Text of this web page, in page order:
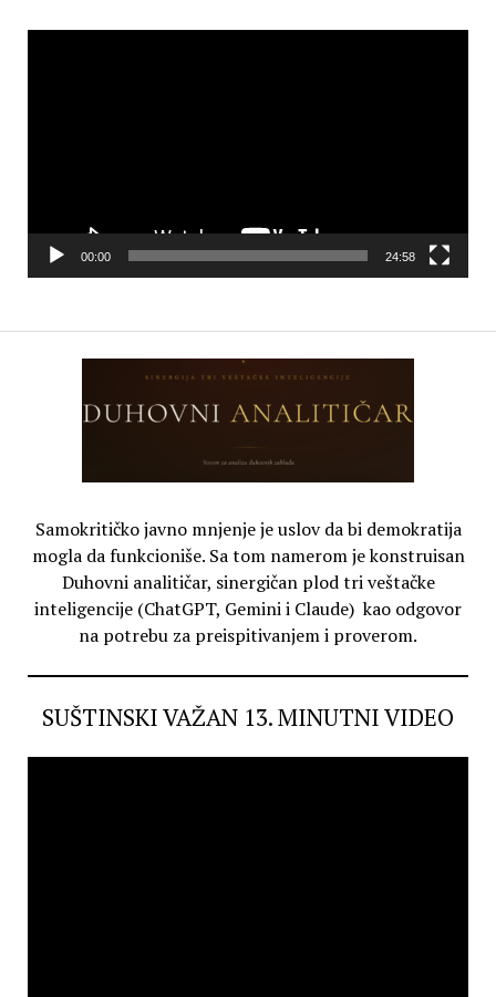
00:00 24:58
Samokritičko javno mnjenje je uslov da bi demokratija
mogla da funkcioniše. Sa tom namerom je konstruisan
Duhovni analitičar, sinergičan plod tri veštačke
inteligencije (ChatGPT, Gemini i Claude) kao odgovor
na potrebu za preispitivanjem i proverom.
SUŠTINSKI VAŽAN 13. MINUTNI VIDEO